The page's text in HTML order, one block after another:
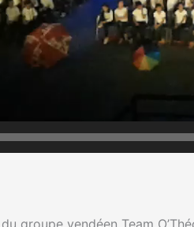
groupe vendéen Team